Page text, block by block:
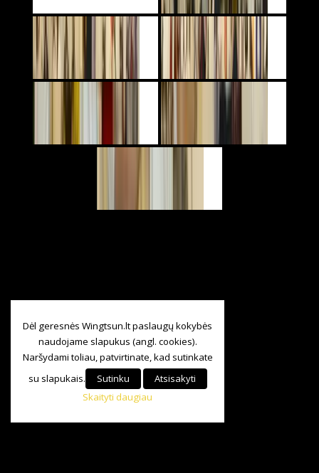
Dėl geresnės Wingtsun.lt paslaugų kokybės
naudojame slapukus (angl. cookies).
Naršydami toliau, patvirtinate, kad sutinkate
su slapukais.
Sutinku
Atsisakyti
Skaityti daugiau